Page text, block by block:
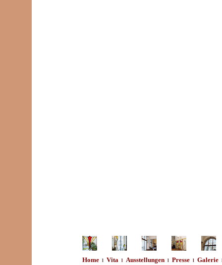
Home.. l Vita l Ausstellungen.. l Presse.. l Galerie..